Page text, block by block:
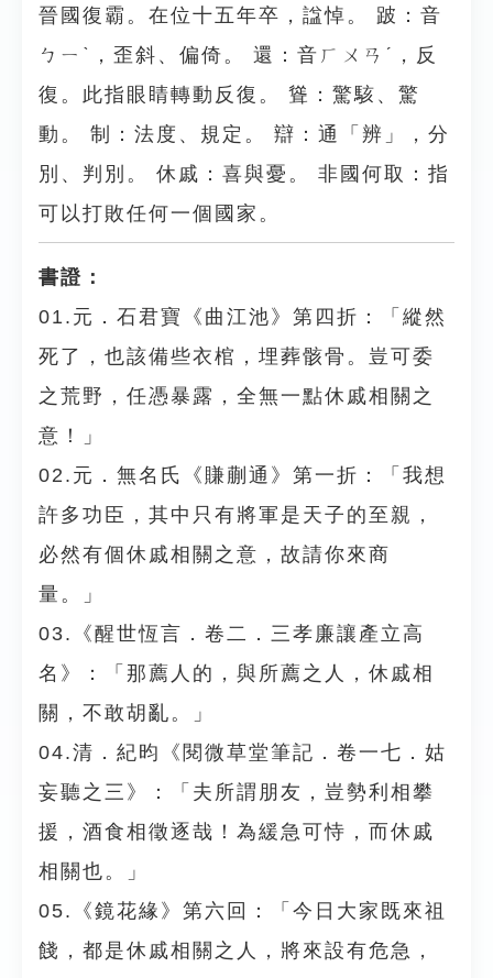
晉國復霸。在位十五年卒，諡悼。 跛：音
ㄅㄧˋ，歪斜、偏倚。 還：音ㄏㄨㄢˊ，反
復。此指眼睛轉動反復。 聳：驚駭、驚
動。 制：法度、規定。 辯：通「辨」，分
別、判別。 休戚：喜與憂。 非國何取：指
可以打敗任何一個國家。
書證：
01.元．石君寶《曲江池》第四折：「縱然
死了，也該備些衣棺，埋葬骸骨。豈可委
之荒野，任憑暴露，全無一點休戚相關之
意！」
02.元．無名氏《賺蒯通》第一折：「我想
許多功臣，其中只有將軍是天子的至親，
必然有個休戚相關之意，故請你來商
量。」
03.《醒世恆言．卷二．三孝廉讓產立高
名》：「那薦人的，與所薦之人，休戚相
關，不敢胡亂。」
04.清．紀昀《閱微草堂筆記．卷一七．姑
妄聽之三》：「夫所謂朋友，豈勢利相攀
援，酒食相徵逐哉！為緩急可恃，而休戚
相關也。」
05.《鏡花緣》第六回：「今日大家既來祖
餞，都是休戚相關之人，將來設有危急，